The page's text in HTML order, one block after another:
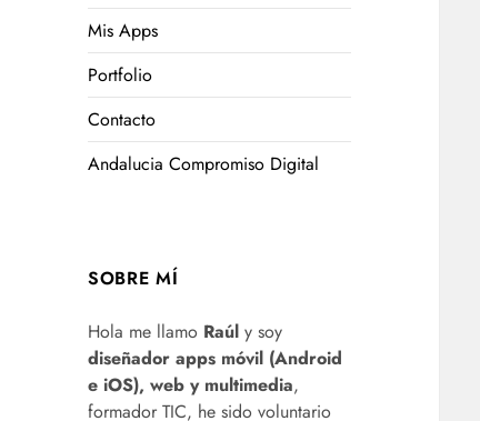
Mis Apps
Portfolio
Contacto
Andalucia Compromiso Digital
SOBRE MÍ
Hola me llamo Raúl y soy
diseñador apps móvil (Android
e iOS), web y multimedia,
formador TIC, he sido voluntario